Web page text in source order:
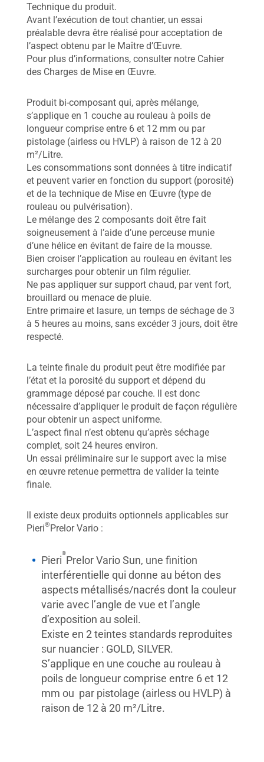
Technique du produit.
Avant l’exécution de tout chantier, un essai
préalable devra être réalisé pour acceptation de
l’aspect obtenu par le Maître d’Œuvre.
Pour plus d’informations, consulter notre Cahier
des Charges de Mise en Œuvre.
Produit bi-composant qui, après mélange,
s’applique en 1 couche au rouleau à poils de
longueur comprise entre 6 et 12 mm ou par
pistolage (airless ou HVLP) à raison de 12 à 20
m²/Litre.
Les consommations sont données à titre indicatif
et peuvent varier en fonction du support (porosité)
et de la technique de Mise en Œuvre (type de
rouleau ou pulvérisation).
Le mélange des 2 composants doit être fait
soigneusement à l’aide d’une perceuse munie
d’une hélice en évitant de faire de la mousse.
Bien croiser l’application au rouleau en évitant les
surcharges pour obtenir un film régulier.
Ne pas appliquer sur support chaud, par vent fort,
brouillard ou menace de pluie.
Entre primaire et lasure, un temps de séchage de 3
à 5 heures au moins, sans excéder 3 jours, doit être
respecté.
La teinte finale du produit peut être modifiée par
l’état et la porosité du support et dépend du
grammage déposé par couche. Il est donc
nécessaire d’appliquer le produit de façon régulière
pour obtenir un aspect uniforme.
L’aspect final n’est obtenu qu’après séchage
complet, soit 24 heures environ.
Un essai préliminaire sur le support avec la mise
en œuvre retenue permettra de valider la teinte
finale.
Il existe deux produits optionnels applicables sur
Pieri®Prelor Vario :
Pieri
®
Prelor Vario Sun, une finition
interférentielle qui donne au béton des
aspects métallisés/nacrés dont la couleur
varie avec l’angle de vue et l’angle
d’exposition au soleil.
Existe en 2 teintes standards reproduites
sur nuancier : GOLD, SILVER.
S’applique en une couche au rouleau à
poils de longueur comprise entre 6 et 12
mm ou par pistolage (airless ou HVLP) à
raison de 12 à 20 m²/Litre.